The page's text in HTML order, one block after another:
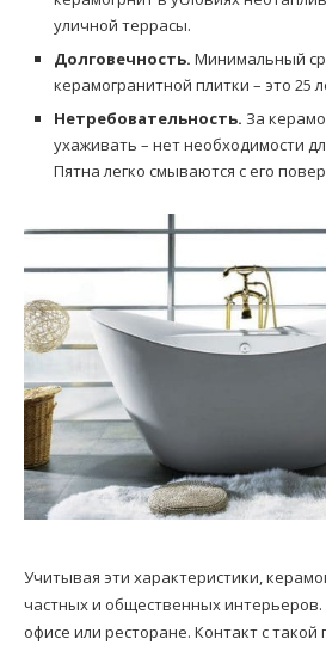
уличной террасы.
Долговечность. Минимальный
керамогранитной плитки – это 25
Нетребовательность. За
ухаживать – нет необходимости
Пятна легко смываются с его
Учитывая эти характеристики,
частных и общественных интерьеров.
офисе или ресторане. Контакт с